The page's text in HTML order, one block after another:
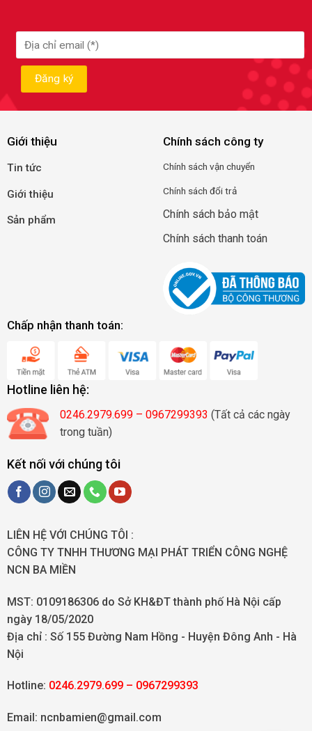
Giới thiệu
Tin tức
Giới thiệu
Sản phẩm
Chính sách công ty
Chính sách vận chuyển
Chính sách đổi trả
Chính sách bảo mật
Chính sách thanh toán
Chấp nhận thanh toán:
Hotline liên hệ:
0246.2979.699 – 0967299393 (Tất cả các ngày
trong tuần)
Kết nối với chúng tôi
LIÊN HỆ VỚI CHÚNG TÔI :
CÔNG TY TNHH THƯƠNG MẠI PHÁT TRIỂN CÔNG NGHỆ
NCN BA MIỀN
MST: 0109186306 do Sở KH&ĐT thành phố Hà Nội cấp
ngày 18/05/2020
Địa chỉ : Số 155 Đường Nam Hồng - Huyện Đông Anh - Hà
Nội
Hotline: 0246.2979.699 – 0967299393
Email: ncnbamien@gmail.com